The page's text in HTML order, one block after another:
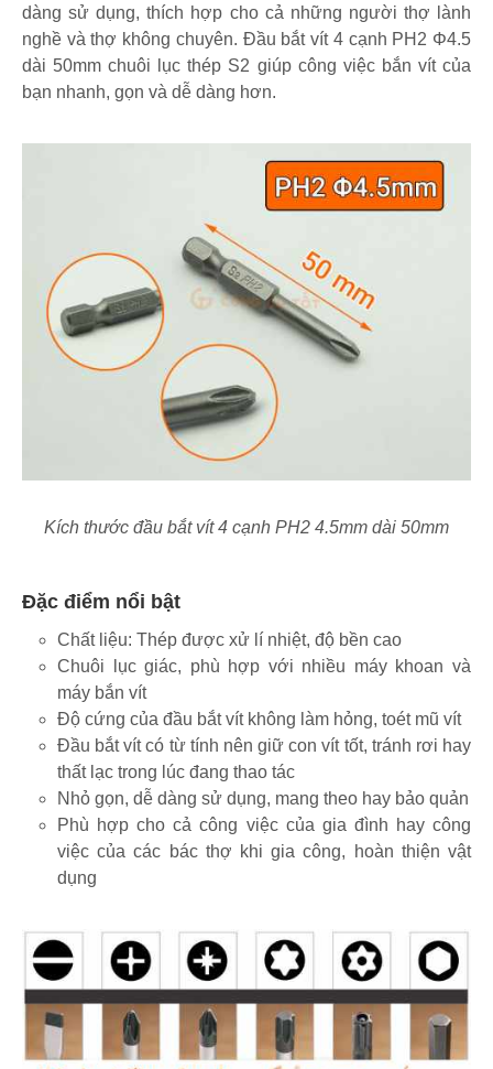
dàng sử dụng, thích hợp cho cả những người thợ lành
nghề và thợ không chuyên. Đầu bắt vít 4 cạnh PH2 Φ4.5
dài 50mm chuôi lục thép S2 giúp công việc bắn vít của
bạn nhanh, gọn và dễ dàng hơn.
Kích thước đầu bắt vít 4 cạnh PH2 4.5mm dài 50mm
Đặc điểm nổi bật
Chất liệu: Thép được xử lí nhiệt, độ bền cao
Chuôi lục giác, phù hợp với nhiều máy khoan và
máy bắn vít
Độ cứng của đầu bắt vít không làm hỏng, toét mũ vít
Đầu bắt vít có từ tính nên giữ con vít tốt, tránh rơi hay
thất lạc trong lúc đang thao tác
Nhỏ gọn, dễ dàng sử dụng, mang theo hay bảo quản
Phù hợp cho cả công việc của gia đình hay công
việc của các bác thợ khi gia công, hoàn thiện vật
dụng